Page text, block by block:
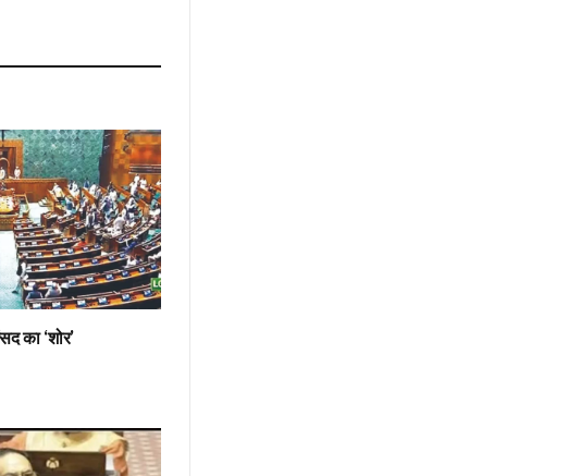
का ‘शोर’